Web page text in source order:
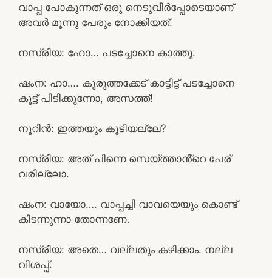
വാപ്പ പോകുന്നത് ഒരു നെടുവീർപ്പോടെയാണ്
അവർ മൂന്നു പേരും നോക്കിയത്.
നസ്രിയ: ഹോ… പടച്ചോനെ കാത്തു.
ഷംന: ഹാ…. കുരുത്തക്കേട് കാട്ടിട്ട് പടച്ചോനെ
കൂട്ട് പിടിക്കുന്നോ, അസത്ത്!
നൂറിൻ: ഇത്തയും കൂടിയല്ലേ?
നസ്രിയ: അത് പിന്നെ സെയ്ത്താൻ്റെ പേര്
വരില്ലോ.
ഷംന: വായോ…. വാപ്പച്ചി വാവയെയും കൊണ്ട്
കിടന്നുന്നാ തോന്നണേ.
നസ്രിയ: അതെ… വല്ലതും കഴിക്കാം. നല്ല
വിശപ്പ്.